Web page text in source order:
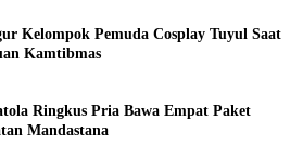
Kelompok Pemuda Cosplay Tuyul Saat
Kamtibmas
Ringkus Pria Bawa Empat Paket
Mandastana